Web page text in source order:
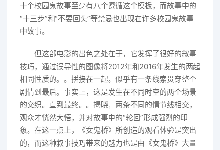
十个校园鬼故事至少有八个遵循这个模板，而故事中的
“十三步”和“不要回头”等禁忌也出现在许多校园鬼故事
中故事。
但这部电影的出色之处在于，它发挥了很好的叙事
技巧，通过误导性的图像将2012年和2016年发生的两起
相同性质的。。拼接在一起。似乎有一条线索贯穿整个
剧情到最后。事实上，这是发生在不同时空的两个场景
的交织。直到最终。。揭晓，两条不同的情节线相交，
观众才恍然大悟，并对故事中的“轮回”形成强烈的印
象。在这一点上，《女鬼桥》所创造的观看体验是突出
的，而这种叙事技巧带来的魅力也是由《女鬼桥》大量